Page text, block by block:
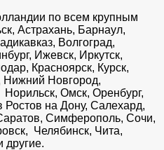
по всем крупным
Астрахань, Барнаул,
Волгоград,
Ижевск, Иркутск,
Красноярск, Курск,
Нижний Новгород,
Омск, Оренбург,
Ростов на Дону, Салехард,
Симферополь, Сочи,
Челябинск, Чита,
другие.